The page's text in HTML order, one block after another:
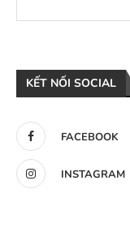
KẾT NỐI SOCIAL
FACEBOOK
INSTAGRAM